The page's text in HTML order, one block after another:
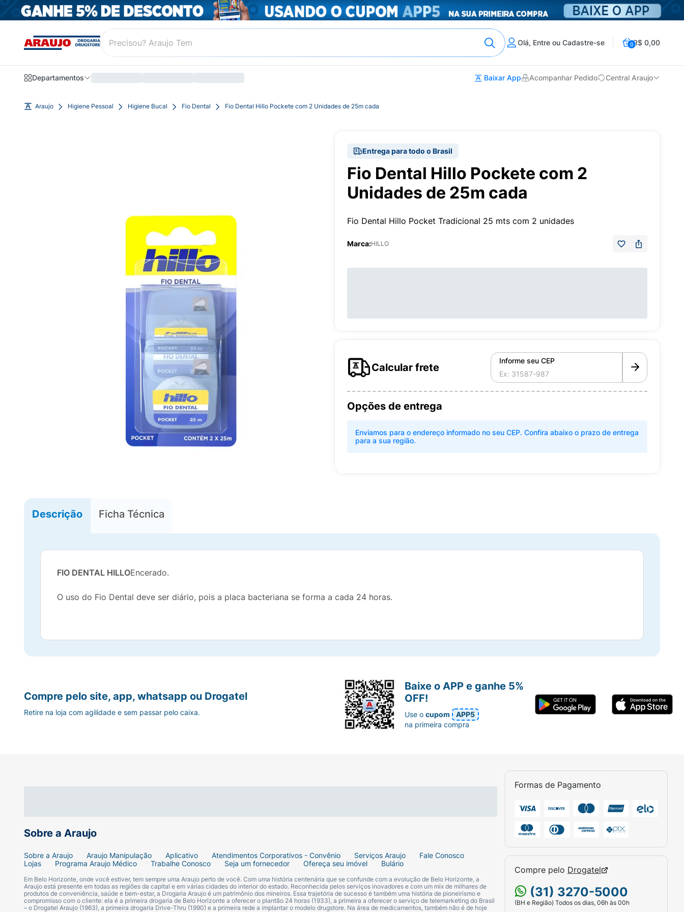
Olá, Entre ou Cadastre-se 0R$ 0,00
Departamentos Baixar App Acompanhar Pedido Central Araujo
Araujo Higiene Pessoal Higiene Bucal Fio Dental Fio Dental Hillo Pockete com 2 Unidades de 25m cada
Entrega para todo o Brasil
Fio Dental Hillo Pockete com 2
Unidades de 25m cada
Fio Dental Hillo Pocket Tradicional 25 mts com 2 unidades
Marca:HILLO
Calcular frete
Informe seu CEP
Opções de entrega
Enviamos para o endereço informado no seu CEP. Confira abaixo o prazo de entrega
para a sua região.
Descrição Ficha Técnica
FIO DENTAL HILLOEncerado.
O uso do Fio Dental deve ser diário, pois a placa bacteriana se forma a cada 24 horas.
Sobre a Araujo
Sobre a Araujo Araujo Manipulação Aplicativo Atendimentos Corporativos - Convênio Serviços Araujo
Fale Conosco
Lojas
Programa Araujo Médico Trabalhe Conosco Seja um fornecedor Ofereça seu imóvel Bulário
Em Belo Horizonte, onde você estiver, tem sempre uma Araujo perto de você. Com uma história centenária que se confunde com a evolução de Belo Horizonte, a
Araujo está presente em todas as regiões da capital e em várias cidades do interior do estado. Reconhecida pelos serviços inovadores e com um mix de milhares de
produtos de conveniência, saúde e bem-estar, a Drogaria Araujo é um patrimônio dos mineiros. Essa trajetória de sucesso é também uma história de pioneirismo e
compromisso com o cliente: ela é a primeira drogaria de Belo Horizonte a oferecer o plantão 24 horas (1933), a primeira a oferecer o serviço de telemarketing do Brasil
– o Drogatel Araujo (1963), a primeira drogaria Drive-Thru (1990) e a primeira rede a implantar o modelo drugstore. Na área de medicamentos, também não é de hoje
Formas de Pagamento
Compre pelo Drogatel
(31) 3270-5000
(BH e Região) Todos os dias, 06h às 00h
Compre pelo site, app, whatsapp ou Drogatel
Retire na loja com agilidade e sem passar pelo caixa.
Baixe o APP e ganhe 5%
OFF!
Use ocupom
APP5
na primeira compra